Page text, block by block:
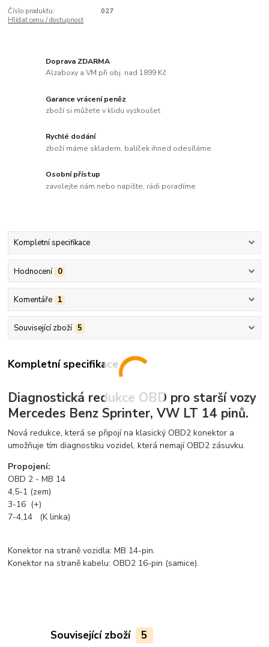
Číslo produktu:
027
Hlídat cenu / dostupnost
Doprava ZDARMA
Alzaboxy a VM při obj. nad 1899 Kč
Garance vrácení peněz
zboží si můžete v klidu vyzkoušet
Rychlé dodání
zboží máme skladem, balíček ihned odesíláme
Osobní přístup
zavolejte nám nebo napište, rádi poradíme
Kompletní specifikace
Hodnocení 0
Komentáře 1
Související zboží 5
Kompletní specifikace
Diagnostická redukce OBD pro starší vozy
Mercedes Benz Sprinter, VW LT 14 pinů.
Nová redukce, která se připojí na klasický OBD2 konektor a
umožňuje tím diagnostiku vozidel, která nemají OBD2 zásuvku.
Propojení:
OBD 2 - MB 14
4,5-1 (zem)
3-16 (+)
7-4,14 (K linka)
Konektor na straně vozidla: MB 14-pin.
Konektor na straně kabelu: OBD2 16-pin (samice).
Související zboží 5